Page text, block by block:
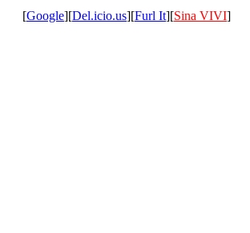
[Google][Del.icio.us][Furl It][Sina VIVI]